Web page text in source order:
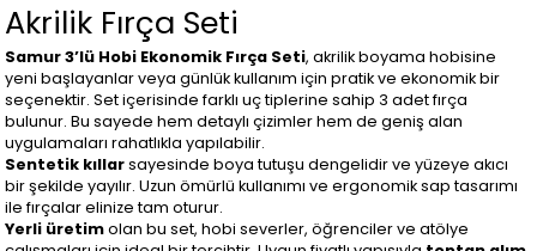
Akrilik Fırça Seti
Samur 3’lü Hobi Ekonomik Fırça Seti, akrilik boyama hobisine
yeni başlayanlar veya günlük kullanım için pratik ve ekonomik bir
seçenektir. Set içerisinde farklı uç tiplerine sahip 3 adet fırça
bulunur. Bu sayede hem detaylı çizimler hem de geniş alan
uygulamaları rahatlıkla yapılabilir.
Sentetik kıllarsayesinde boya tutuşu dengelidir ve yüzeye akıcı
bir şekilde yayılır. Uzun ömürlü kullanımı ve ergonomik sap tasarımı
ile fırçalar elinize tam oturur.
Yerli üretimolan bu set, hobi severler, öğrenciler ve atölye